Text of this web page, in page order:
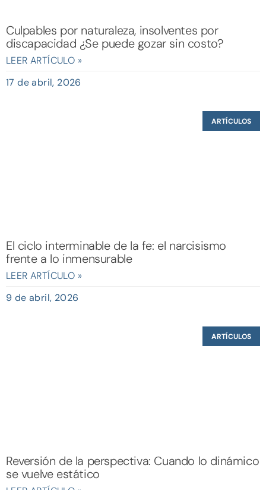
Culpables por naturaleza, insolventes por
discapacidad ¿Se puede gozar sin costo?
LEER ARTÍCULO »
17 de abril, 2026
ARTÍCULOS
El ciclo interminable de la fe: el narcisismo
frente a lo inmensurable
LEER ARTÍCULO »
9 de abril, 2026
ARTÍCULOS
Reversión de la perspectiva: Cuando lo dinámico
se vuelve estático